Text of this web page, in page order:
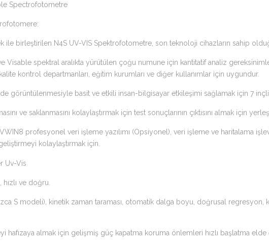
Spectrofotometre
ile birleştirilen N4S UV-VIS Spektrofotometre, son teknoloji cihazların sahip
Visable spektral aralıkta yürütülen çoğu numune için kantitatif analiz
kontrol departmanları, eğitim kurumları ve diğer kullanımlar için uygundur.
görüntülenmesiyle basit ve etkili insan-bilgisayar etkileşimi sağlamak için 7
ve saklanmasını kolaylaştırmak için test sonuçlarının çıktısını almak için
profesyonel veri işleme yazılımı (Opsiyonel), veri işleme ve haritalama
kolaylaştırmak için.
ve doğru.
S modeli), kinetik zaman taraması, otomatik dalga boyu, doğrusal
hafızaya almak için gelişmiş güç kapatma koruma önlemleri hızlı başlatma